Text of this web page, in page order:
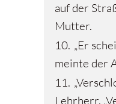
auf der
Mutter.
10. „Er
meinte der
11.
Lehrherr.